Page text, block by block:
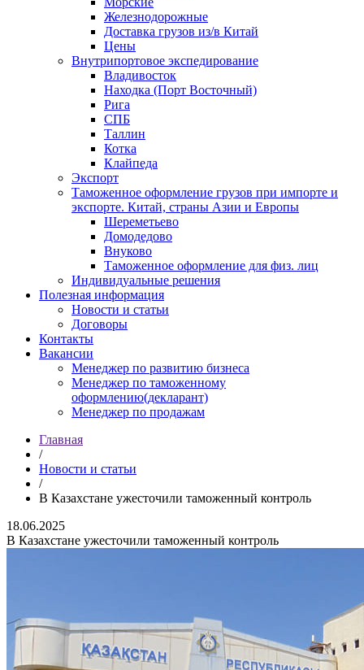
Железнодорожные
Доставка грузов из/в Китай
Цены
Внутрипортовое экспедирование
Владивосток
Находка (Порт Восточный)
Рига
СПБ
Таллин
Котка
Клайпеда
Экспорт
Таможенное оформление грузов при импорте и
экспорте. Китай, страны Азии и Европы
Шереметьево
Домодедово
Внуково
Таможенное оформление для физ. лиц
Индивидуальные решения
Полезная информация
Новости и статьи
Договоры
Контакты
Вакансии
Менеджер по развитию бизнеса
Менеджер по таможенному
оформлению(декларант)
Менеджер по продажам
Главная
/
Новости и статьи
/
В Казахстане ужесточили таможенный контроль
18.06.2025
В Казахстане ужесточили таможенный контроль